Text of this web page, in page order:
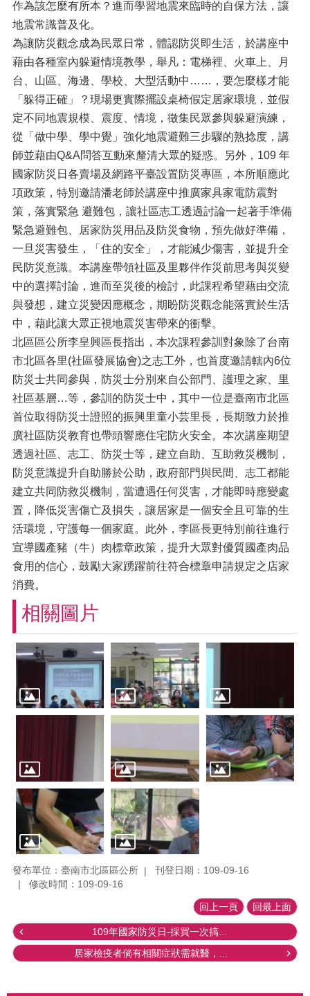
作為該怎麼有所本？進而學習地震來臨時的自保方法，讓
地震常識普及化。
為讓防災觀念成為民眾日常，體認防災即生活，於講座中
藉由各種室內躲避情境教學，舉凡：電梯裡、火車上、月
台、山區、海邊、學校、大型活動中……，要怎麼樣才能
「躲得正確」？現場更實際擺設桌椅假定居家環境，並假
定不同地震規模、震度、情境，徵集民眾參與躲避演練，
從「做中學、學中覺」強化地震避難三步驟的熟捻度，講
師並藉由Q&A問答互動來釐清大眾的疑惑。另外，109 年
國家防災日各賣場及網路平臺設置防災專區，本所順應此
項政策，特別邀請潘老師於講座中推廣家具家電防震對
策，落實緊急 避難包，讓社區志工透過討論一起著手準備
緊急避難包、居家防災用品及防災食物，預先做好準備，
一旦災害發生，「住的安全」，才能減少傷害，並提升全
民防災意識。本講座帶領社區及里夥伴作災前思考與災變
中的選擇討論，進而至災後的檢討，此課程希望藉由交流
與發想，建立災變因應概念，期盼防災觀念能落實於生活
中，藉此讓大眾正視地震災害帶來的衝擊。
北區區公所李皇興區長指出，本次課程參訓對象除了台南
市北區各里(社區發展協會)之志工外，也首度邀請轄內6位
防災士共同參與，防災士分別來自公部門、護理之家、里
社區基層…等，參訓的防災士中，其中一位是臺南市北區
首位取得防災士證照的振興里童小芸里長，長期致力於推
廣社區防災教育也帶頭響應住宅防火安全。本次講座期望
透過社區、志工、防災士等，建立自助、互助救災機制，
防災意識提升自助勝於公助，政府部門與民間、志工都能
建立共同防救災機制，當遭遇任何災害，才能即時應變處
置，降低災害傷亡及損失，讓居家是一個安全且可靠的生
活環境，守護每一個家庭。此外，李區長更特別前往進行
宣導國產豬（牛）肉標章政策，提升大眾對優質國產肉品
食用的信心，鼓勵大家踴躍前往符合標章申請規定之店家
消費。
相關圖片
發布單位：臺南市北區區公所
刊登日期：109-09-16
修改時間：109-09-16
回上一頁 回最上面
109年國家防災日-採買一次搞...
居家檢疫者倘有相關症狀需就醫，...